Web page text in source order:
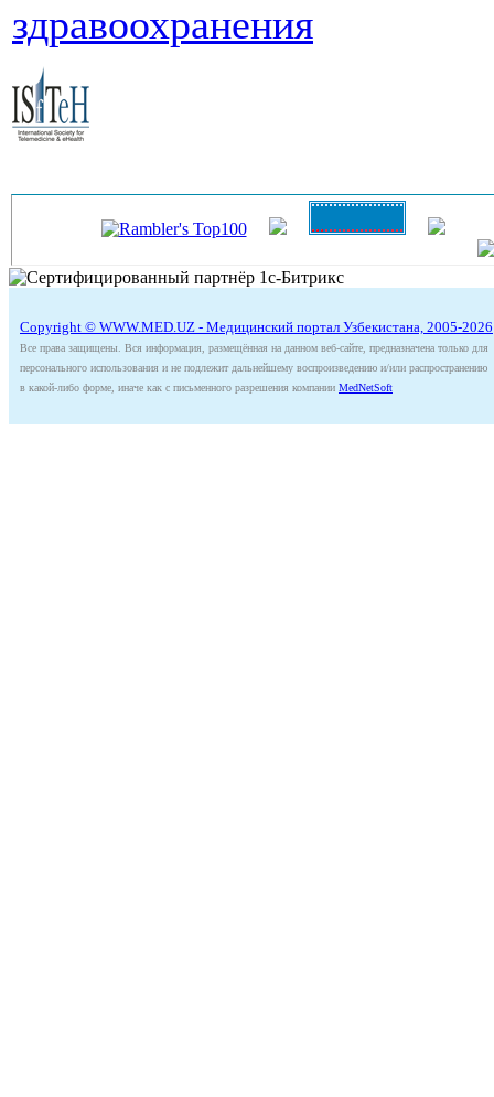
здравоохранения
Copyright © WWW.MED.UZ - Медицинский портал Узбекистана, 2005-2026
Все права защищены. Вся информация, размещённая на данном веб-сайте, предназначена только для
персонального использования и не подлежит дальнейшему воспроизведению и/или распространению
в какой-либо форме, иначе как с письменного разрешения компании MedNetSoft